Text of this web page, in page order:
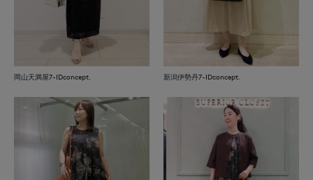
岡山天満屋7-IDconcept. 新潟伊勢丹7-IDconcept.